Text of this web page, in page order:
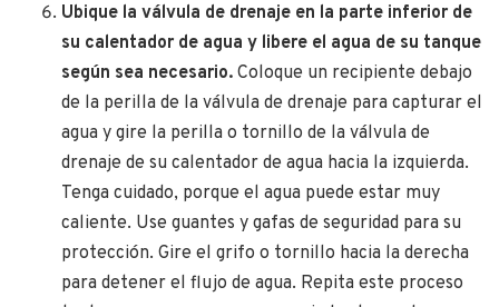
Ubique la válvula de drenaje en la parte inferior de
su calentador de agua y libere el agua de su tanque
según sea necesario. Coloque un recipiente debajo
de la perilla de la válvula de drenaje para capturar el
agua y gire la perilla o tornillo de la válvula de
drenaje de su calentador de agua hacia la izquierda.
Tenga cuidado, porque el agua puede estar muy
caliente. Use guantes y gafas de seguridad para su
protección. Gire el grifo o tornillo hacia la derecha
para detener el flujo de agua. Repita este proceso